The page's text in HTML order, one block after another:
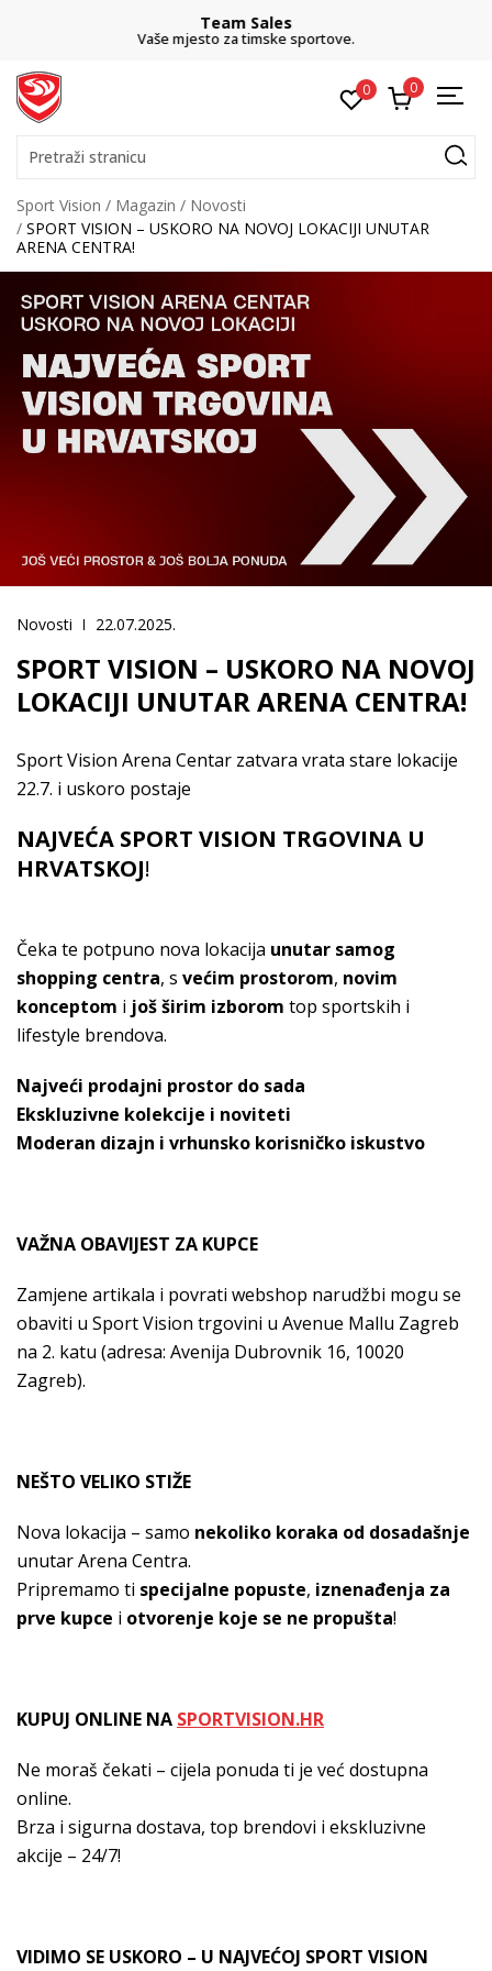
Team Sales
Vaše mjesto za timske sportove.
0 0
Pretraži stranicu
Sport Vision Magazin
Novosti
SPORT VISION – USKORO NA NOVOJ LOKACIJI UNUTAR
ARENA CENTRA!
Novosti 22.07.2025.
SPORT VISION – USKORO NA NOVOJ
LOKACIJI UNUTAR ARENA CENTRA!
Sport Vision Arena Centar zatvara vrata stare lokacije
22.7. i uskoro postaje
NAJVEĆA SPORT VISION TRGOVINA U
HRVATSKOJ!
Čeka te potpuno nova lokacija unutar samog
shopping centra, s većim prostorom, novim
konceptom i još širim izborom top sportskih i
lifestyle brendova.
Najveći prodajni prostor do sada
Ekskluzivne kolekcije i noviteti
Moderan dizajn i vrhunsko korisničko iskustvo
VAŽNA OBAVIJEST ZA KUPCE
Zamjene artikala i povrati webshop narudžbi mogu se
obaviti u Sport Vision trgovini u Avenue Mallu Zagreb
na 2. katu (adresa: Avenija Dubrovnik 16, 10020
Zagreb).
NEŠTO VELIKO STIŽE
Nova lokacija – samo nekoliko koraka od dosadašnje
unutar Arena Centra.
Pripremamo ti specijalne popuste, iznenađenja za
prve kupce i otvorenje koje se ne propušta!
KUPUJ ONLINE NA SPORTVISION.HR
Ne moraš čekati – cijela ponuda ti je već dostupna
online.
Brza i sigurna dostava, top brendovi i ekskluzivne
akcije – 24/7!
VIDIMO SE USKORO – U NAJVEĆOJ SPORT VISION